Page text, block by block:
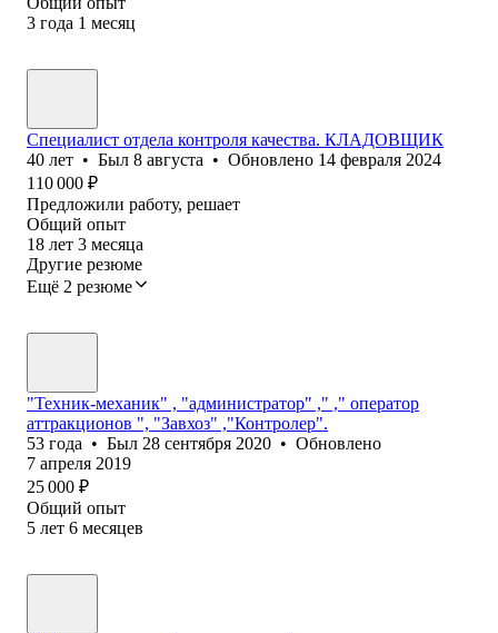
3 года 1 месяц
Специалист отдела контроля качества. КЛАДОВЩИК
40 лет • Был 8 августа • Обновлено 14 февраля 2024
110 000 ₽
Предложили работу, решает
Общий опыт
18 лет 3 месяца
Другие резюме
Ещё 2 резюме
"Техник-механик" , "администратор" ," ," оператор
аттракционов ", "Завхоз" ,"Контролер".
53 года • Был 28 сентября 2020 • Обновлено
7 апреля 2019
25 000 ₽
Общий опыт
5 лет 6 месяцев